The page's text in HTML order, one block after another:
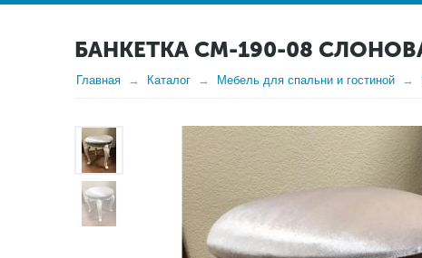
БАНКЕТКА СМ-190-08
Главная Каталог Мебель для спальни и гостиной